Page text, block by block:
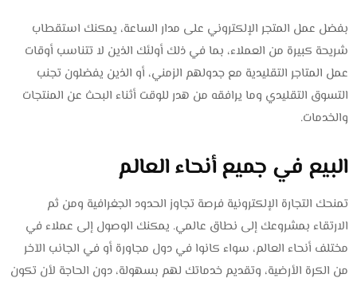
بفضل عمل المتجر الإلكتروني على مدار الساعة، يمكنك استقطاب
شريحة كبيرة من العملاء، بما في ذلك أولئك الذين لا تتناسب أوقات
عمل المتاجر التقليدية مع جدولهم الزمني، أو الذين يفضلون تجنب
التسوق التقليدي وما يرافقه من هدر للوقت أثناء البحث عن المنتجات
والخدمات.
البيع في جميع أنحاء العالم
تمنحك التجارة الإلكترونية فرصة تجاوز الحدود الجغرافية ومن ثم
الارتقاء بمشروعك إلى نطاق عالمي. يمكنك الوصول إلى عملاء في
مختلف أنحاء العالم، سواء كانوا في دول مجاورة أو في الجانب الآخر
من الكرة الأرضية، وتقديم خدماتك لهم بسهولة، دون الحاجة لأن تكون